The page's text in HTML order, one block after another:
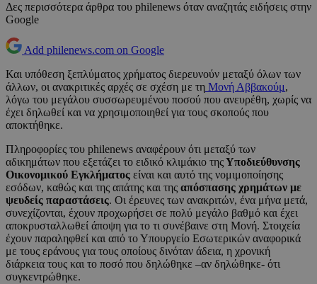
Δες περισσότερα άρθρα του philenews όταν αναζητάς ειδήσεις στην
Google
Add philenews.com on Google
Και υπόθεση ξεπλύματος χρήματος διερευνούν μεταξύ όλων των
άλλων, οι ανακριτικές αρχές σε σχέση με τη Μονή Αββακούμ,
λόγω του μεγάλου συσσωρευμένου ποσού που ανευρέθη, χωρίς να
έχει δηλωθεί και να χρησιμοποιηθεί για τους σκοπούς που
αποκτήθηκε.
Πληροφορίες του philenews αναφέρουν ότι μεταξύ των
αδικημάτων που εξετάζει το ειδικό κλιμάκιο τηςΥποδιεύθυνσης
Οικονομικού Εγκλήματος είναι και αυτό της νομιμοποίησης
εσόδων, καθώς και της απάτης και της απόσπασης χρημάτων με
ψευδείς παραστάσεις. Οι έρευνες των ανακριτών, ένα μήνα μετά,
συνεχίζονται, έχουν προχωρήσει σε πολύ μεγάλο βαθμό και έχει
αποκρυσταλλωθεί άποψη για το τι συνέβαινε στη Μονή. Στοιχεία
έχουν παραληφθεί και από το Υπουργείο Εσωτερικών αναφορικά
με τους εράνους για τους οποίους δινόταν άδεια, η χρονική
διάρκεια τους και το ποσό που δηλώθηκε –αν δηλώθηκε- ότι
συγκεντρώθηκε.